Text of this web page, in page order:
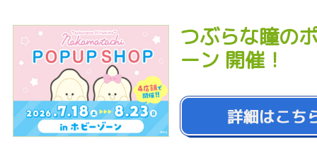
つぶらな瞳の
ーン 開催！